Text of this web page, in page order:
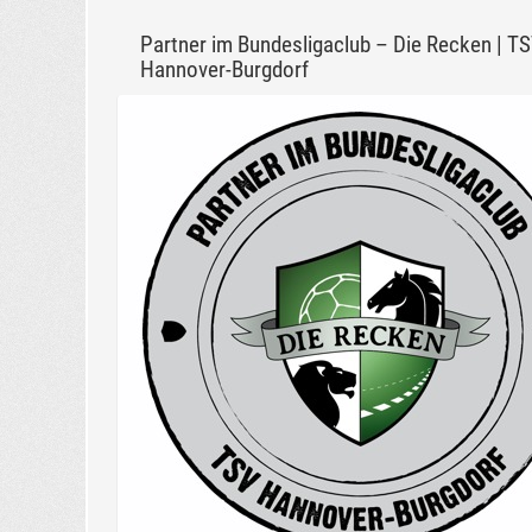
Partner im Bundesligaclub – Die Recken |
Hannover-Burgdorf